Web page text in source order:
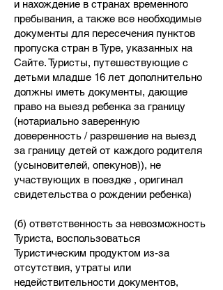
и нахождение в странах временного
пребывания, а также все необходимые
документы для пересечения пунктов
пропуска стран в Туре, указанных на
Сайте. Туристы, путешествующие с
детьми младше 16 лет дополнительно
должны иметь документы, дающие
право на выезд ребенка за границу
(нотариально заверенную
доверенность / разрешение на выезд
за границу детей от каждого родителя
(усыновителей, опекунов)), не
участвующих в поездке , оригинал
свидетельства о рождении ребенка)
(б) ответственность за невозможность
Туриста, воспользоваться
Туристическим продуктом из-за
отсутствия, утраты или
недействительности документов,